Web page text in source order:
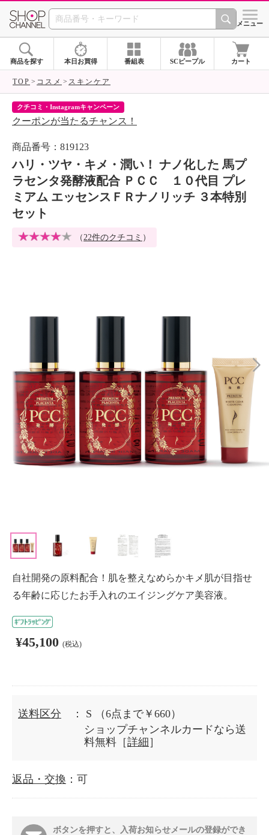
SHOP CHANNEL シメニュー
商品を探す 本日お買得 番組表 SCピープル カート
TOP コスメ スキンケア
クチコミ・Instagramキャンペーン
クーポンが当たるチャンス！
商品番号：819123
ハリ・ツヤ・キメ・潤い！ ナノ化した 馬プ
ラセンタ発酵液配合 ＰＣＣ １０代目 プレ
ミアム エッセンスＦＲナノリッチ ３本特別
セット
（22件のクチコミ ）
自社開発の原料配合！肌を整えなめらかキメ肌が目指せ
る年齢に応じたお手入れのエイジングケア美容液。
¥45,100 (税込)
送料区分 ： S
（6点まで￥660）
ショップチャンネルカードなら送
料無料［詳細 ］
返品・交換 ：可
ボタンを押すと、入荷お知らせメールの登録ができ